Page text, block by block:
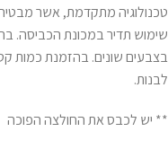
טכנולוגיה מתקדמת, אשר
בצבעים שונים. בהזמנת כמות
לבנות.
** יש לכבס את החולצה הפוכה